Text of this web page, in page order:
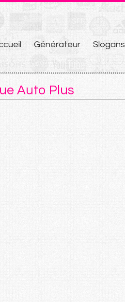
Générateur Slogans
Auto Plus